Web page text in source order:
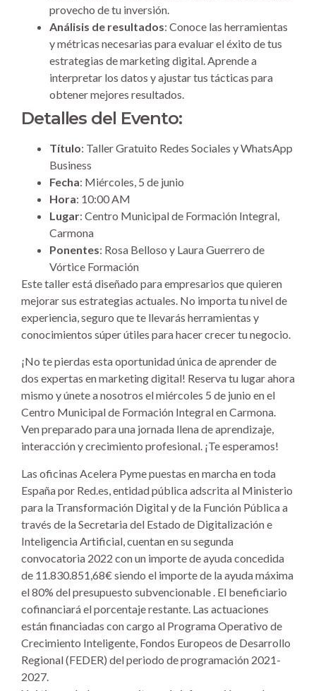
provecho de tu inversión.
Análisis de resultados: Conoce las herramientas
y métricas necesarias para evaluar el éxito de tus
estrategias de marketing digital. Aprende a
interpretar los datos y ajustar tus tácticas para
obtener mejores resultados.
Detalles del Evento:
Título: Taller Gratuito Redes Sociales y WhatsApp
Business
Fecha: Miércoles, 5 de junio
Hora: 10:00 AM
Lugar: Centro Municipal de Formación Integral,
Carmona
Ponentes: Rosa Belloso y Laura Guerrero de
Vórtice Formación
Este taller está diseñado para empresarios que quieren
mejorar sus estrategias actuales. No importa tu nivel de
experiencia, seguro que te llevarás herramientas y
conocimientos súper útiles para hacer crecer tu negocio.
¡No te pierdas esta oportunidad única de aprender de
dos expertas en marketing digital! Reserva tu lugar ahora
mismo y únete a nosotros el miércoles 5 de junio en el
Centro Municipal de Formación Integral en Carmona.
Ven preparado para una jornada llena de aprendizaje,
interacción y crecimiento profesional. ¡Te esperamos!
Las oficinas Acelera Pyme puestas en marcha en toda
España por Red.es, entidad pública adscrita al Ministerio
para la Transformación Digital y de la Función Pública a
través de la Secretaria del Estado de Digitalización e
Inteligencia Artificial, cuentan en su segunda
convocatoria 2022 con un importe de ayuda concedida
de 11.830.851,68€ siendo el importe de la ayuda máxima
el 80% del presupuesto subvencionable . El beneficiario
cofinanciará el porcentaje restante. Las actuaciones
están financiadas con cargo al Programa Operativo de
Crecimiento Inteligente, Fondos Europeos de Desarrollo
Regional (FEDER) del periodo de programación 2021-
2027.